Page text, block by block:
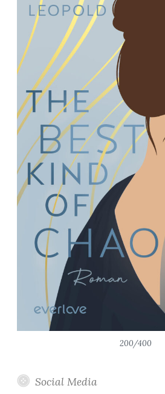
200/400
Social Media